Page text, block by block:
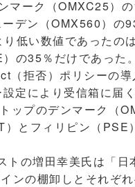
ーク（OMXC25）
デン（OMX560）の
低い数値であったの
の35％だけであった。
拒否）ポリシーの
定により受信箱に届
ップのデンマーク（
とフィリピン（PSE
の増田幸美氏は「日
ンの棚卸しとそれぞ